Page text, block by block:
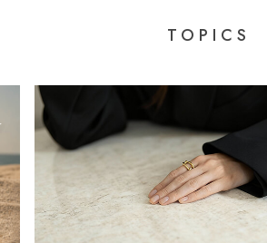
TOPICS